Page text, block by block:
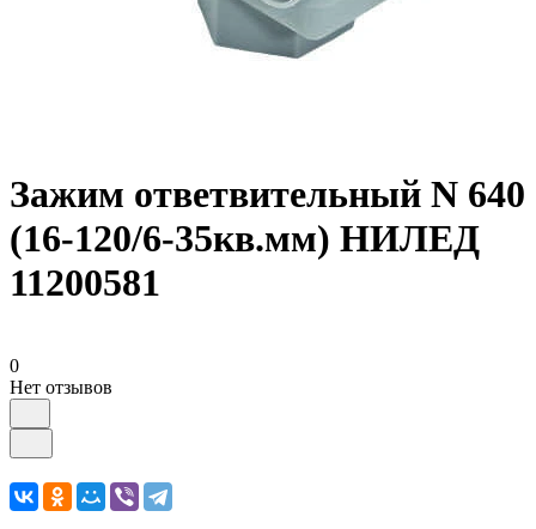
Зажим ответвительный N 640
(16-120/6-35кв.мм) НИЛЕД
11200581
0
Нет отзывов